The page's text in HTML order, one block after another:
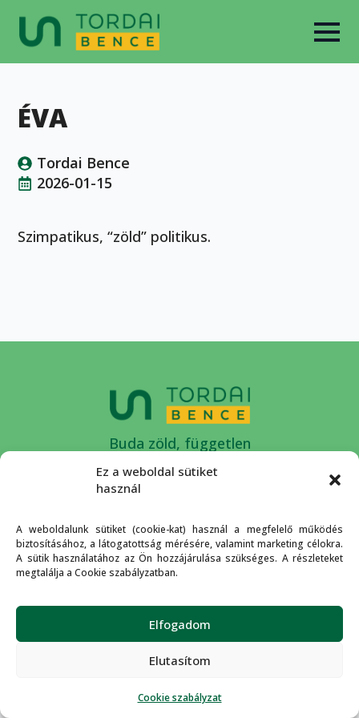
Ez a weboldal sütiket
használ
A weboldalunk sütiket (cookie-kat) használ a megfelelő működés
biztosításához, a látogatottság mérésére, valamint marketing célokra.
A sütik használatához az Ön hozzájárulása szükséges. A részleteket
megtalálja a Cookie szabályzatban.
Elfogadom
Elutasítom
Cookie szabályzat
ÉVA
Tordai Bence
2026-01-15
Szimpatikus, “zöld” politikus.
Buda zöld, független
országgyűlési képviselője.
Rólam KapcsolatAdatkezelési
tájékoztató
Cookie
szabályzat